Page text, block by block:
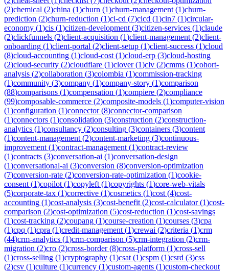
(2)chemical (2)china (1)churn (1)churn-management (1)churn-
prediction (2)churn-reduction (1)ci-cd (7)cicd (1)cin7 (1)circular-
economy (1)cis (1)citizen-development (3)citizen-services (1)claude
(2)clickfunnels (2)client-acquisition (1)client-management (2)client-
onboarding (1)client-portal (2)client-setup (1)client-success (1)cloud
(8)cloud-accounting (1)cloud-cost (1)cloud-erp (3)cloud-hosting
(2)cloud-security (2)cloudflare (1)clover(1)clv (2)cmms (1)cohort-
analysis (2)collaboration (3)colombia (1)commission-tracking
(1)community (3)company (1)company-story (1)comparison
(88)comparisons (1)compensation (1)compiere (2)compliance
(99)composable-commerce (2)composite-models (1)computer-vision
(1)configuration (1)connector(8)connector-comparison
(1)connectors (1)consolidation (3)construction (2)construction-
analytics (1)consultancy (2)consulting (3)containers (3)content
(1)content-management (2)content-marketing (3)continuous-
improvement (1)contract-management (1)contract-review
(1)contracts (3)conversation-ai (1)conversation-design
(1)conversational-ai (3)conversion (8)conversion-optimization
(7)conversion-rate (2)conversion-rate-optimization (1)cookie-
consent (1)copilot (1)copyleft (1)copyrights (1)core-web-vitals
(5)corporate-tax (1)corrective (1)cosmetics (1)cost (4)cost-
accounting (1)cost-analysis (3)cost-benefit (2)cost-calculator(1)cost-
comparison (2)cost-optimization (5)cost-reduction (1)cost-savings
(1)cost-tracking (2)coupang (1)course-creation (1)courses (3)cpa
(1)cpq (1)cpra (1)credit-management (1)crewai (2)criteria (1)crm
(44)crm-analytics (1)crm-comparison (5)crm-integration (2)crm-
migration (2)cro (2)cross-border(8)cross-platform (1)cross-sell
(1)cross-selling (1)cryptography (1)csat (1)cspm (1)csrd (3)css
(2)csv (1)culture (1)currency (1)custom-agents (1)custom-checkout